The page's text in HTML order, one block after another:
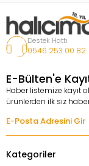
Destek Hattı
0546 253 00 82
E-Bülten'e
Haber listemize kayıt
ürünlerden ilk siz
Kategoriler